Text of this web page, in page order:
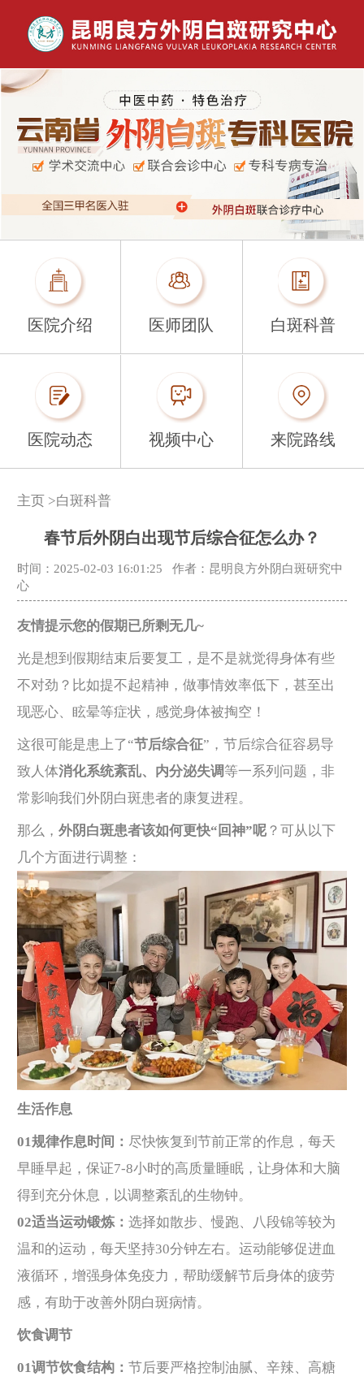
医院介绍 医师团队 白斑科普
医院动态 视频中心 来院路线
主页 >白斑科普
春节后外阴白出现节后综合征怎么办？
时间：2025-02-03 16:01:25
作者：昆明良方外阴白斑研究中
心
友情提示您的假期已所剩无几~
光是想到假期结束后要复工，是不是就觉得身体有些
不对劲？比如提不起精神，做事情效率低下，甚至出
现恶心、眩晕等症状，感觉身体被掏空！
这很可能是患上了“节后综合征”，节后综合征容易导
致人体消化系统紊乱、内分泌失调等一系列问题，非
常影响我们外阴白斑患者的康复进程。
那么， 外阴白斑患者该如何更快“回神”呢 ？可从以下
几个方面进行调整：
生活作息
01规律作息时间： 尽快恢复到节前正常的作息，每天
早睡早起，保证7-8小时的高质量睡眠，让身体和大脑
得到充分休息，以调整紊乱的生物钟。
02适当运动锻炼： 选择如散步、慢跑、八段锦等较为
温和的运动，每天坚持30分钟左右。运动能够促进血
液循环，增强身体免疫力，帮助缓解节后身体的疲劳
感，有助于改善外阴白斑病情。
饮食调节
01调节饮食结构： 节后要严格控制油腻、辛辣、高糖